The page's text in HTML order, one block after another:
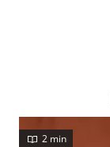
2 min